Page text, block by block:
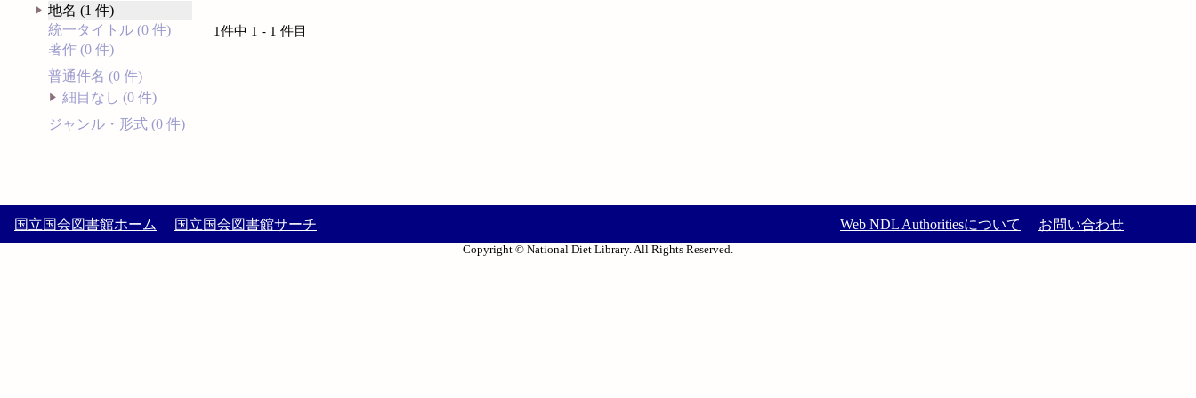
地名 (1 件)
統一タイトル (0 件)
著作 (0 件)
普通件名 (0 件)
細目なし (0 件)
ジャンル・形式 (0 件)
1件中 1 - 1 件目
国立国会図書館ホーム 国立国会図書館サーチ Web NDL Authoritiesについて お問い合わせ
Copyright © National Diet Library. All Rights Reserved.